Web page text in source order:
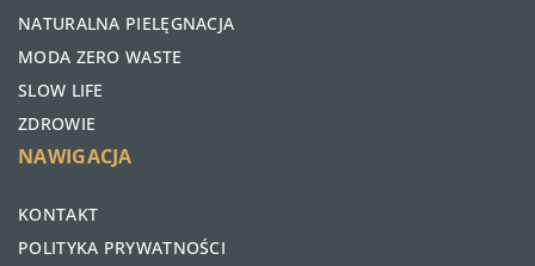
NATURALNA PIELĘGNACJA
MODA ZERO WASTE
SLOW LIFE
ZDROWIE
NAWIGACJA
KONTAKT
POLITYKA PRYWATNOŚCI